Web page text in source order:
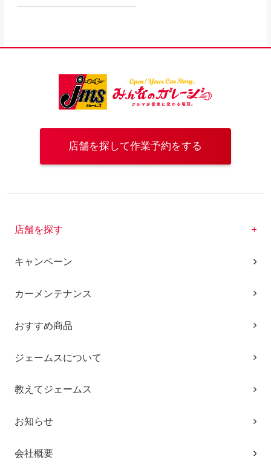
店舗を探して作業予約をする
店舗を探す
キャンペーン
カーメンテナンス
おすすめ商品
ジェームスについて
教えてジェームス
お知らせ
会社概要